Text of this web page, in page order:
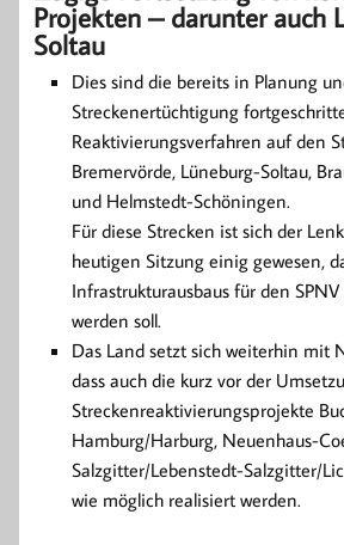
Projekten – darunter auch
Soltau
Dies sind die bereits in Planung
Streckenertüchtigung
Reaktivierungsverfahren auf den
Bremervörde, Lüneburg-Soltau,
und Helmstedt-Schöningen.
Für diese Strecken ist sich der
heutigen Sitzung einig gewesen,
Infrastrukturausbaus für den
werden soll.
Das Land setzt sich weiterhin mit
dass auch die kurz vor der
Streckenreaktivierungsprojekte
Hamburg/Harburg, Neuenhaus-
Salzgitter/Lebenstedt-Salzgitter/
wie möglich realisiert werden.